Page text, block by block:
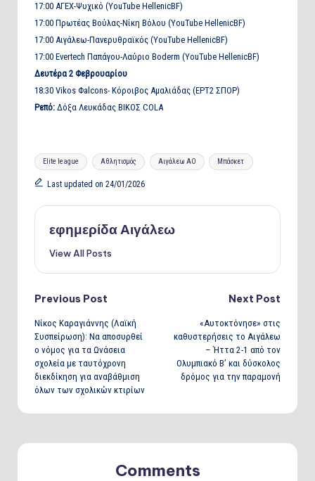
17:00 ΑΓΕΧ-Ψυχικό (YouTube HellenicBF)
17:00 Πρωτέας Βούλας-Νίκη Βόλου (YouTube HellenicBF)
17:00 Αιγάλεω-Πανερυθραϊκός (YouTube HellenicBF)
17:00 Evertech Παπάγου-Λαύριο Boderm (YouTube HellenicBF)
Δευτέρα 2 Φεβρουαρίου
18:30 Vikos Φalcons- Κόροιβος Αμαλιάδας (ΕΡΤ2 ΣΠΟΡ)
Ρεπό: Δόξα Λευκάδας ΒΙΚΟΣ COLA
Tags:
Elite league Αθλητισμός Αιγάλεω ΑΟ Μπάσκετ
Last updated on 24/01/2026
εφημερίδα Αιγάλεω
View All Posts
Post
navigation
Previous Post
Νίκος Καραγιάννης (Λαϊκή
Συσπείρωση): Να αποσυρθεί
ο νόμος για τα Ωνάσεια
σχολεία με ταυτόχρονη
διεκδίκηση για αναβάθμιση
όλων των σχολικών κτιρίων
Next Post
«Αυτοκτόνησε» στις
καθυστερήσεις το Αιγάλεω
– Ήττα 2-1 από τον
Ολυμπιακό Β’ και δύσκολος
δρόμος για την παραμονή
Comments